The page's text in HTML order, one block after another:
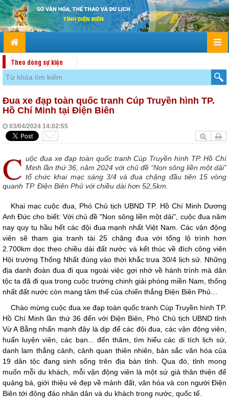
Theo dòng sự kiện
Đua xe đạp toàn quốc tranh Cúp Truyền hình TP.
Hồ Chí Minh tại Điện Biên
03/04/2024 14:02:55
C uộc đua xe đạp toàn quốc tranh Cúp Truyền hình TP. Hồ Chí
Minh lần thứ 36, năm 2024 với chủ đề “Non sông liền một dải”
tổ chức khai mạc sáng 3/4 và đua chặng đầu tiên 15 vòng
quanh TP. Điện Biên Phủ với chiều dài hơn 52,5km.
Khai mạc cuộc đua, Phó Chủ tịch UBND TP. Hồ Chí Minh Dương
Anh Đức cho biết: Với chủ đề "Non sông liền một dải", cuộc đua năm
nay quy tụ hầu hết các đội đua mạnh nhất Việt Nam. Các vận động
viên sẽ tham gia tranh tài 25 chặng đua với tổng lộ trình hơn
2.700km dọc theo chiều dài đất nước và kết thúc về đích công viên
Hội trường Thống Nhất đúng vào thời khắc trưa 30/4 lịch sử. Những
địa danh đoàn đua đi qua ngoài việc gợi nhớ về hành trình mà dân
tộc ta đã đi qua trong cuộc trường chinh giải phóng miền Nam, thống
nhất đất nước còn mang tâm thế của chiến thắng Điện Biên Phủ…
Chào mừng cuộc đua xe đạp toàn quốc tranh Cúp Truyền hình TP.
Hồ Chí Minh lần thứ 36 đến với Điện Biên, Phó Chủ tịch UBND tỉnh
Vừ A Bằng nhấn mạnh đây là dịp để các đội đua, các vận động viên,
huấn luyện viên, các bạn... đến thăm, tìm hiểu các di tích lịch sử,
danh lam thắng cảnh, cảnh quan thiên nhiên, bản sắc văn hóa của
19 dân tộc đang sinh sống trên địa bàn tỉnh. Qua đó, tỉnh mong
muốn mỗi du khách, mỗi vận động viên là một sứ giả thân thiện để
quảng bá, giới thiệu vẻ đẹp về mảnh đất, văn hóa và con người Điện
Biên tới đông đảo nhân dân và du khách trong nước, quốc tế.